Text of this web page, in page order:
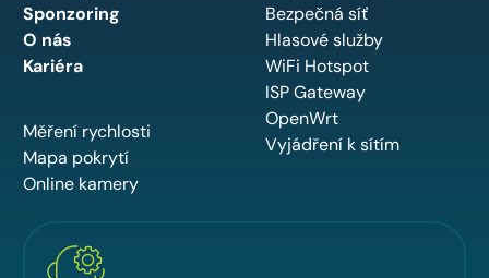
Sponzoring
O nás
Kariéra
Měření rychlosti
Mapa pokrytí
Online kamery
Bezpečná síť
Hlasové služby
WiFi Hotspot
ISP Gateway
OpenWrt
Vyjádření k sítím